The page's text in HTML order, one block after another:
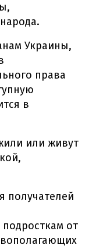
Украины,
права
в
или живут
получателей
от